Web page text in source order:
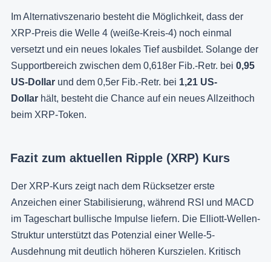
Im Alternativszenario besteht die Möglichkeit, dass der
XRP-Preis die Welle 4 (weiße-Kreis-4) noch einmal
versetzt und ein neues lokales Tief ausbildet. Solange der
Supportbereich zwischen dem 0,618er Fib.-Retr. bei 0,95
US-Dollar und dem 0,5er Fib.-Retr. bei 1,21 US-
Dollar hält, besteht die Chance auf ein neues Allzeithoch
beim XRP-Token.
Fazit zum aktuellen Ripple (XRP) Kurs
Der XRP-Kurs zeigt nach dem Rücksetzer erste
Anzeichen einer Stabilisierung, während RSI und MACD
im Tageschart bullische Impulse liefern. Die Elliott-Wellen-
Struktur unterstützt das Potenzial einer Welle-5-
Ausdehnung mit deutlich höheren Kurszielen. Kritisch